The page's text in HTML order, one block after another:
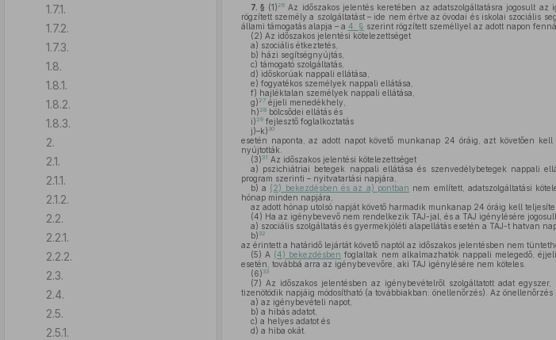
1.7.1.
1.7.2.
1.7.3.
1.8.
1.8.1.
1.8.2.
1.8.3.
2.
2.1.
2.1.1.
2.1.2.
2.2.
2.2.1.
2.2.2.
2.3.
2.4.
2.5.
2.5.1.
7. § (1) 26 Az időszakos jelentés keretében az adatszolgáltatásra jogosult
rögzített személy a szolgáltatást – ide nem értve az óvodai és iskolai szociális
állami támogatás alapja – a 4. § szerint rögzített személlyel az adott napon
(2) Az időszakos jelentési kötelezettséget
a) szociális étkeztetés,
b) házi segítségnyújtás,
c) támogató szolgáltatás,
d) időskorúak nappali ellátása,
e) fogyatékos személyek nappali ellátása,
f) hajléktalan személyek nappali ellátása,
g) 27éjjeli menedékhely,
h) 28bölcsődei ellátás és
i) 29fejlesztő foglalkoztatás
j)–k) 30
esetén naponta, az adott napot követő munkanap 24 óráig, azt követően
nyújtották.
(3) 31 Az időszakos jelentési kötelezettséget
a) pszichiátriai betegek nappali ellátása és szenvedélybetegek nappali
program szerinti – nyitvatartási napjára,
b) a (2) bekezdésben és az a) pontban nem említett, adatszolgáltatási
hónap minden napjára,
az adott hónap utolsó napját követő harmadik munkanap 24 óráig kell
(4) Ha az igénybevevő nem rendelkezik TAJ-jal, és a TAJ igénylésére jogosult
a) szociális szolgáltatás és gyermekjóléti alapellátás esetén a TAJ-t hatvan
b) 32
az érintett a határidő lejártát követő naptól az időszakos jelentésben nem
(5) A (4) bekezdésben foglaltak nem alkalmazhatók nappali melegedő,
esetén, továbbá arra az igénybevevőre, aki TAJ igénylésére nem köteles.
(6) 33
(7) Az időszakos jelentésben az igénybevételről szolgáltatott adat
tizenötödik napjáig módosítható (a továbbiakban: önellenőrzés). Az
a) az igénybevételi napot,
b) a hibás adatot,
c) a helyes adatot és
d) a hiba okát.